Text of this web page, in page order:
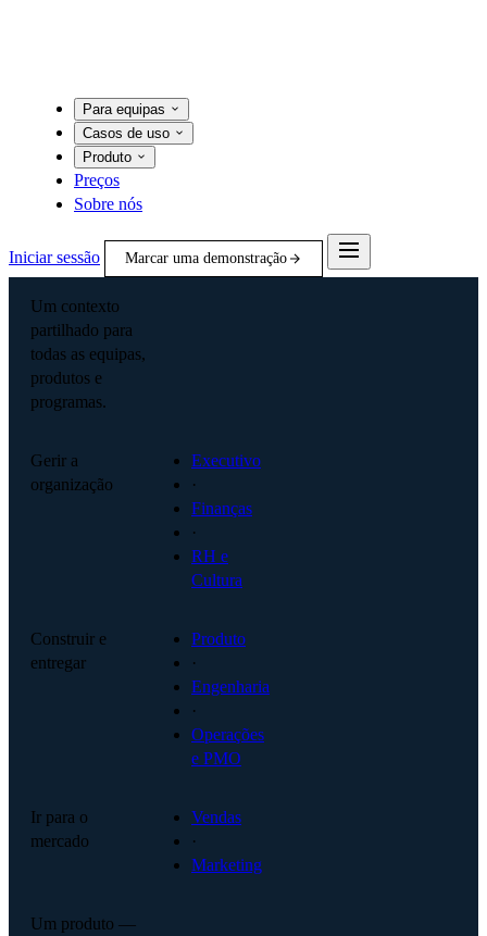
Para equipas
Casos de uso
Produto
Preços
Sobre nós
Iniciar sessão Marcar uma demonstração
Um contexto
partilhado para
todas as equipas,
produtos e
programas.
Gerir a
organização
Executivo
·
Finanças
·
RH e
Cultura
Construir e
entregar
Produto
·
Engenharia
·
Operações
e PMO
Ir para o
mercado
Vendas
·
Marketing
Um produto —